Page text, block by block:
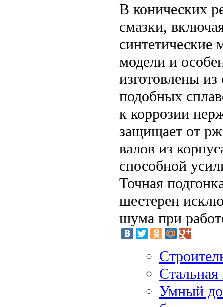
В конических
смазки,
синтетические
модели и
изготовлены
подобных
к коррозии
защищает от
валов из
способной
Точная
шестерен
шума при
Умный